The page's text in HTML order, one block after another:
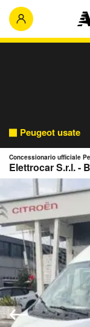
Peugeot usate
Concessionario ufficiale
Elettrocar S.r.l. -